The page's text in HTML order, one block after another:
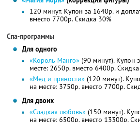
120 минут. Купон за 1640р. и
вместо 7700р.Скидка 30%
Спа-программы
Для одного
«Король Манго» (90 минут). Купон
месте: 2650р. вместо 6400р.
«Мед и пряности» (120 минут).
на месте: 3750р. вместо 7700р.
Для двоих
«Сладкая любовь» (150 минут).
на месте: 6500р. вместо 13300р.